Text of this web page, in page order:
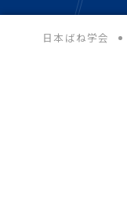
日本ばね学会